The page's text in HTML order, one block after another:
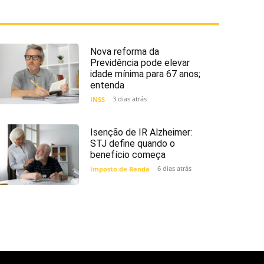
Nova reforma da
Previdência pode elevar
idade mínima para 67 anos;
entenda
INSS 3 dias atrás
Isenção de IR Alzheimer:
STJ define quando o
benefício começa
Imposto de Renda 6 dias atrás